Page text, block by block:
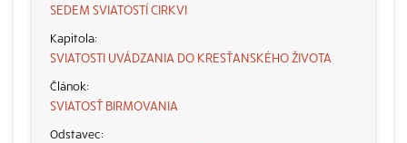
SEDEM SVIATOSTÍ CIRKVI
SVIATOSTI UVÁDZANIA DO KRESŤANSKÉHO ŽIVOTA
SVIATOSŤ BIRMOVANIA